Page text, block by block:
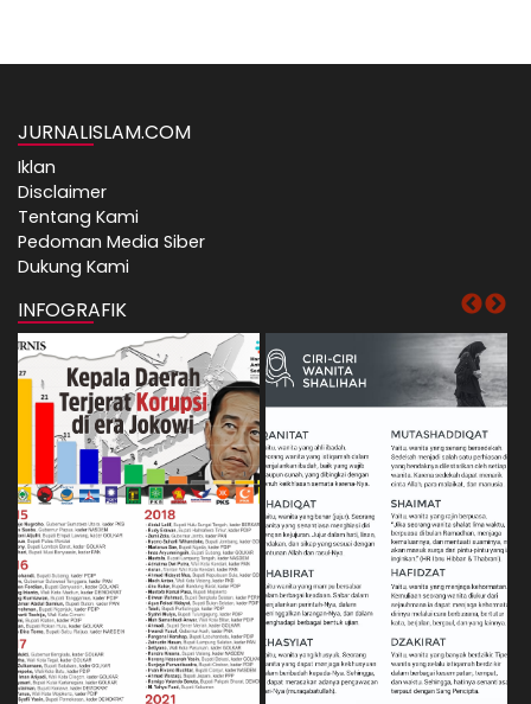
JURNALISLAM.COM
Iklan
Disclaimer
Tentang Kami
Pedoman Media Siber
Dukung Kami
INFOGRAFIK